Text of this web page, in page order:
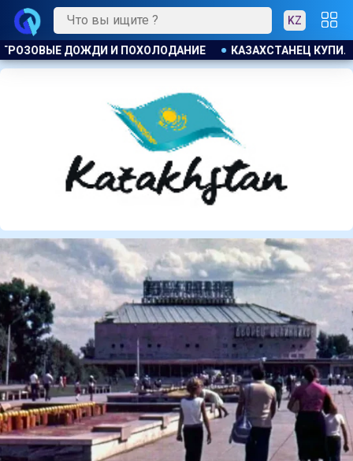
KZ
УЧАСТОК И ОБНАРУЖИЛ НА НЕМ БОЛЬШОЙ